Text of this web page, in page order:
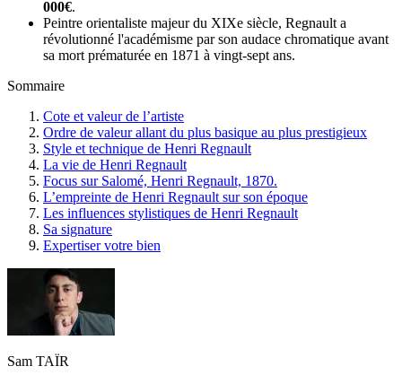
000€.
Peintre orientaliste majeur du XIXe siècle, Regnault a
révolutionné l'académisme par son audace chromatique avant
sa mort prématurée en 1871 à vingt-sept ans.
Sommaire
Cote et valeur de l’artiste
Ordre de valeur allant du plus basique au plus prestigieux
Style et technique de Henri Regnault
La vie de Henri Regnault
Focus sur Salomé, Henri Regnault, 1870.
L’empreinte de Henri Regnault sur son époque
Les influences stylistiques de Henri Regnault
Sa signature
Expertiser votre bien
Sam TAÏR